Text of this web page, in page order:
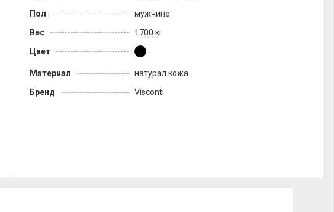
Пол
мужчине
Вес
1700 кг
Цвет
Материал
натурал кожа
Бренд
Visconti